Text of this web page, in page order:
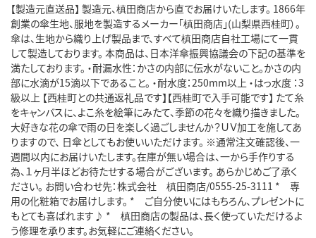
【製造元直送品】 製造元、槙田商店から直でお届けいたします。 1866年
創業の傘生地、服地を製造するメーカー「槙田商店」(山梨県西桂町）。
傘は、生地から織り上げ製品まで、すべて槙田商店自社工場にて一貫
して製造しております。 本商品は、日本洋傘振興協議会の下記の基準を
満たしております。 ・耐漏水性：かさの内部に伝水がないこと。かさの内
部に水滴が15滴以下であること。 ・耐水度：250mm以上 ・はっ水度 ：3
級以上 【西桂町との共通返礼品です】【西桂町で入手可能です】 たて糸
をキャンバスに、よこ糸を絵筆にみたて、季節の花々を織り描きました。
大好きな花の傘で雨の日を楽しく過ごしませんか？ＵＶ加工を施してあ
りますので、 日傘としてもお使いいただけます。 ※通常注文確認後、一
週間以内にお届けいたします。在庫が無い場合は、一から手作りする
為、１ヶ月半ほどお待たせする場合がございます。 あらかじめご了承く
ださい。 お問い合わせ先：株式会社 槙田商店/0555-25-3111 * 専
用の化粧箱でお届けします。 * ご自分使いにはもちろん、プレゼントに
もとても喜ばれます♪ * 槙田商店の製品は、長く使っていただけるよ
う修理を承ります。お気軽にご連絡ください。